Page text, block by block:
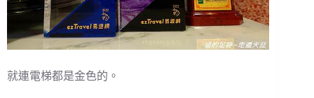
就連電梯都是金色的。